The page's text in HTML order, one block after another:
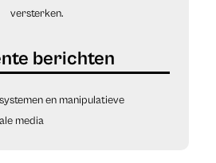
versterken.
en manipulatieve
media